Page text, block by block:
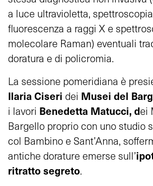
a luce ultravioletta,
fluorescenza a raggi X e
molecolare Raman) eventuali
doratura e di policromia.
La sessione pomeridiana è
Ilaria Ciseri dei Musei del
i lavori Benedetta Matucci, dei
Bargello proprio con uno studio
col Bambino e Sant’Anna,
antiche dorature emerse sull’
ritratto segreto.